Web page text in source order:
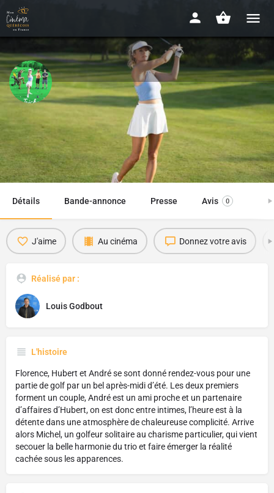
Les tricheurs
2022 - 1h30
Date de sortie
17 juillet 2024 Disponibilité : AU CINÉMA
Détails Bande-annonce Presse Avis 0
J'aime Au cinéma Donnez votre avis
Réalisé par :
Louis Godbout
L'histoire
Florence, Hubert et André se sont donné rendez-vous pour une
partie de golf par un bel après-midi d’été. Les deux premiers
forment un couple, André est un ami proche et un partenaire
d’affaires d’Hubert, on est donc entre intimes, l’heure est à la
détente dans une atmosphère de chaleureuse complicité. Arrive
alors Michel, un golfeur solitaire au charisme particulier, qui vient
secouer la belle harmonie du trio et faire émerger la réalité
cachée sous les apparences.